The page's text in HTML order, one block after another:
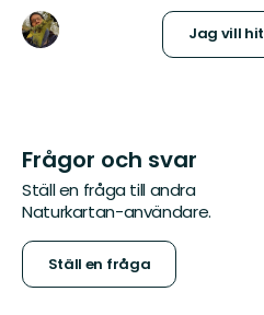
Jag vill hit
Frågor och svar
Ställ en fråga till andra
Naturkartan-användare.
Ställ en fråga